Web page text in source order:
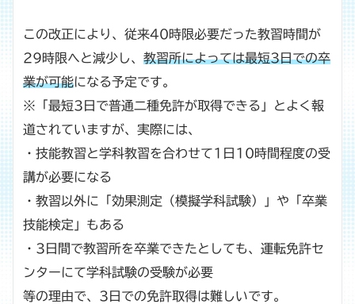
この改正により、従来40時限必要だった教習時間が
29時限へと減少し、 教習所によっては最短3日での卒
業が可能になる予定です。
※「最短3日で普通二種免許が取得できる」とよく報
道されていますが、実際には、
・技能教習と学科教習を合わせて1日10時間程度の受
講が必要になる
・教習以外に「効果測定（模擬学科試験）」や「卒業
技能検定」もある
・3日間で教習所を卒業できたとしても、運転免許セ
ンターにて学科試験の受験が必要
等の理由で、3日での免許取得は難しいです。